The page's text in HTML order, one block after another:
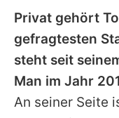
Privat gehört
gefragtesten
steht seit
Man im Jahr
An seiner Seite